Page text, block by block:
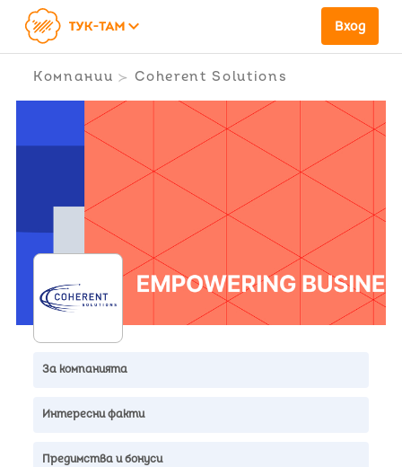
keyboard_arrow_down Вход
Компании Coherent Solutions
За компанията
Интересни факти
Предимства и бонуси